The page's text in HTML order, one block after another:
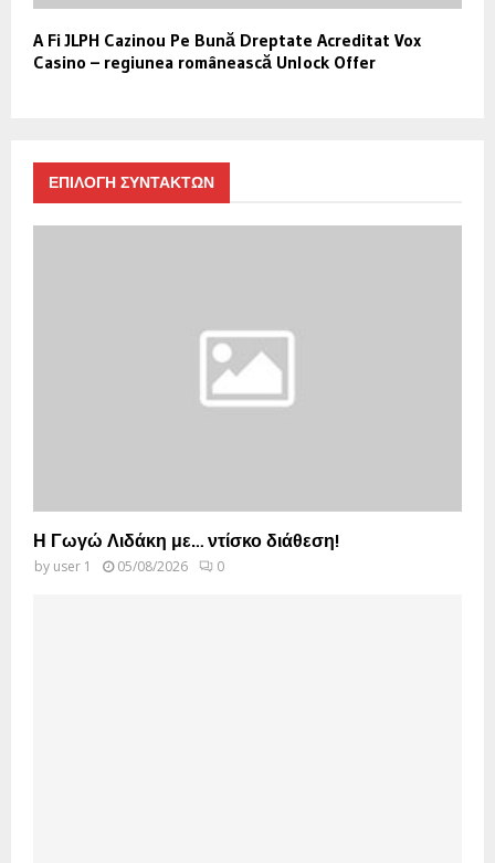
A Fi JLPH Cazinou Pe Bună Dreptate Acreditat Vox
Casino – regiunea românească Unlock Offer
ΕΠΙΛΟΓΗ ΣΥΝΤΑΚΤΩΝ
Η Γωγώ Λιδάκη με… ντίσκο διάθεση!
by user 1 05/08/2026 0